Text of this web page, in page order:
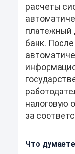
расчеты
платежный
банк.
налоговую
за
Что